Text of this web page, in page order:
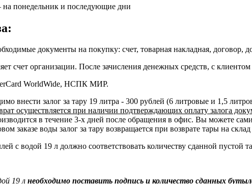
на понедельник и последующие дни
документы на покупку: счет, товарная накладная, договор,
счет организации. После зачисления денежных средств, с
WorldWide, НСПК МИР.
внести залог за тару 19 литра - 300 рублей (6 литровые и 1,5
осуществляется при наличии подтверждающих оплату залога
в течение 3-х дней после обращения в офис. Вы можете
заказе воды залог за тару возвращается при возврате тары на
с водой 19 л должно соответствовать количеству сданной пустой
19 л необходимо поставить подпись и количество сданных